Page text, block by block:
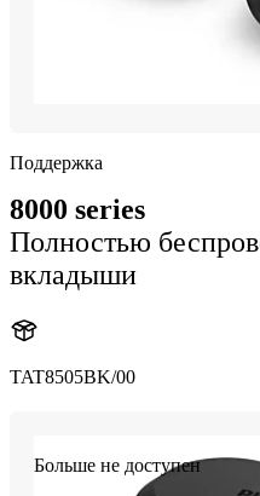
Поддержка
8000 series
Полностью
вкладыши
TAT8505BK/00
Больше не доступен